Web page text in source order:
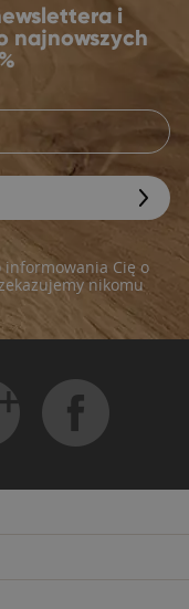
i
najnowszych
informowania Cię o
nikomu